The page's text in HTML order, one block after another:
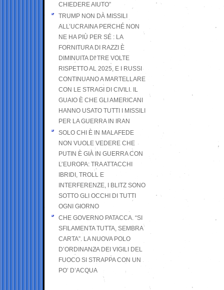
CHIEDERE AIUTO”
TRUMP NON DÀ MISSILI
ALL’UCRAINA PERCHÉ NON
NE HA PIÙ PER SÉ : LA
FORNITURA DI RAZZI È
DIMINUITA DI TRE VOLTE
RISPETTO AL 2025, E I RUSSI
CONTINUANO A MARTELLARE
CON LE STRAGI DI CIVILI. IL
GUAIO È CHE GLI AMERICANI
HANNO USATO TUTTI I MISSILI
PER LA GUERRA IN IRAN
SOLO CHI È IN MALAFEDE
NON VUOLE VEDERE CHE
PUTIN È GIÀ IN GUERRA CON
L’EUROPA: TRA ATTACCHI
IBRIDI, TROLL E
INTERFERENZE, I BLITZ SONO
SOTTO GLI OCCHI DI TUTTI
OGNI GIORNO
CHE GOVERNO PATACCA. “SI
SFILAMENTA TUTTA, SEMBRA
CARTA”. LA NUOVA POLO
D’ORDINANZA DEI VIGILI DEL
FUOCO SI STRAPPA CON UN
PO’ D’ACQUA